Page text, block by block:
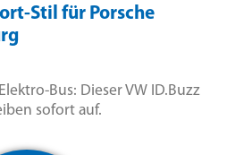
Stil für Porsche
Bus: Dieser VW ID.Buzz
sofort auf.